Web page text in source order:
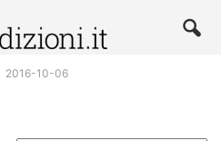
2016-10-06